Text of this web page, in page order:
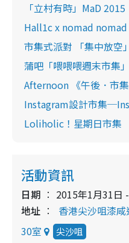
「立村有時」MaD 2015
Hall1c x nomad nomad
市集式派對 「集中放空」
蒲吧「喂喂喂週末市集
Afternoon 《午後．市
Instagram設計市集
Loliholic！星期日市集
活動資訊
日期
2015年1月31日
地址
香港尖沙咀漆
30室
尖沙咀